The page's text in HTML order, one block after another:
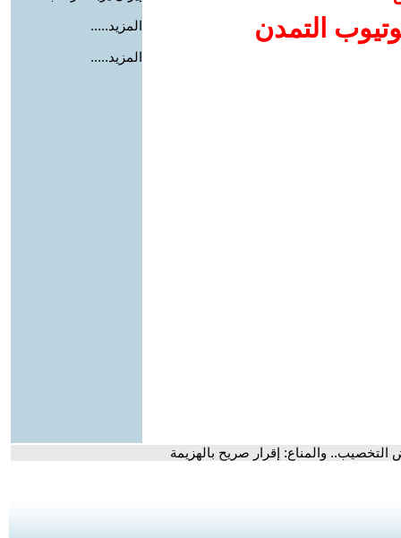
التمدن
المزيد.....
المزيد.....
والمناع: إقرار صريح بالهزيمة